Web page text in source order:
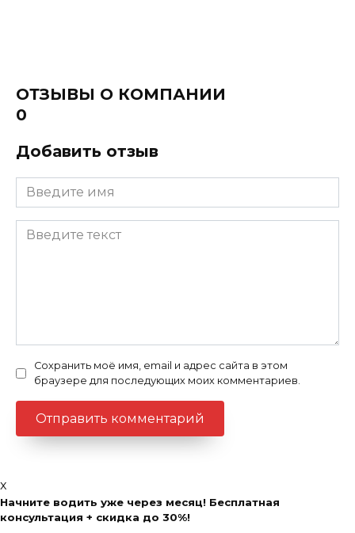
ОТЗЫВЫ О КОМПАНИИ
0
Добавить отзыв
Сохранить моё имя, email и адрес сайта в этом
браузере для последующих моих комментариев.
x
Начните водить уже через месяц! Бесплатная
консультация + скидка до 30%!